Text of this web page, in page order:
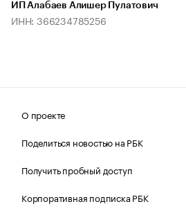
ИП Алабаев Алишер Пулатович
ИНН: 366234785256
О проекте
Поделиться новостью на РБК
Получить пробный доступ
Корпоративная подписка РБК